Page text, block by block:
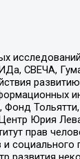
СВЕЧА,
Юрия
прав
социального